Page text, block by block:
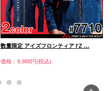
数量限定 アイズフロンティア I'Z …
価格：9,988円(税込)